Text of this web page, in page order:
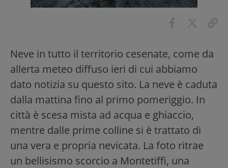
Neve in tutto il territorio cesenate, come da
allerta meteo diffuso ieri di cui abbiamo
dato notizia su questo sito. La neve è caduta
dalla mattina fino al primo pomeriggio. In
città è scesa mista ad acqua e ghiaccio,
mentre dalle prime colline si è trattato di
una vera e propria nevicata. La foto ritrae
un bellisismo scorcio a Montetiffi, una